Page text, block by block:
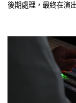
後期處理，最終在演